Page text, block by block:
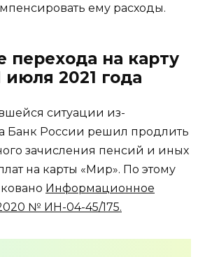
ему расходы.
перехода на карту
2021 года
ситуации из-
Банк России решил продлить
зачисления пенсий и иных
на карты «Мир». По этому
Информационное
№ ИН-04-45/175.